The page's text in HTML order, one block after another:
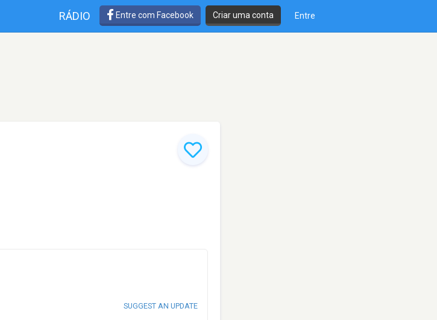
RÁDIO Entre com Facebook Criar uma conta Entre
SUGGEST AN UPDATE